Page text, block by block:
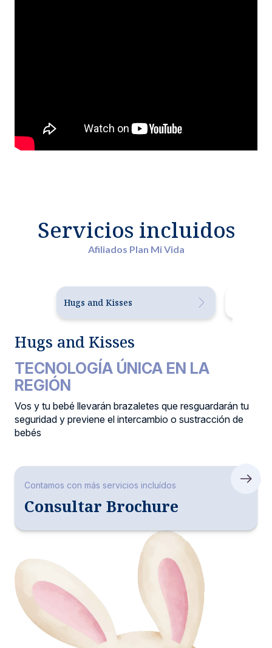
Servicios incluidos
Afiliados Plan Mi Vida
Hugs and Kisses
Hugs and Kisses
TECNOLOGÍA ÚNICA EN LA
REGIÓN
Vos y tu bebé llevarán brazaletes que resguardarán tu
seguridad y previene el intercambio o sustracción de
bebés
Contamos con más servicios incluídos
Consultar Brochure